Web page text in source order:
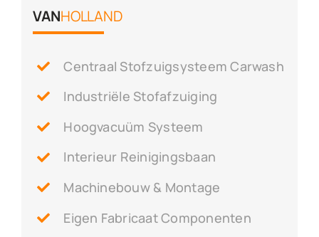
VANHOLLAND
Centraal Stofzuigsysteem Carwash
Industriële Stofafzuiging
Hoogvacuüm Systeem
Interieur Reinigingsbaan
Machinebouw & Montage
Eigen Fabricaat Componenten